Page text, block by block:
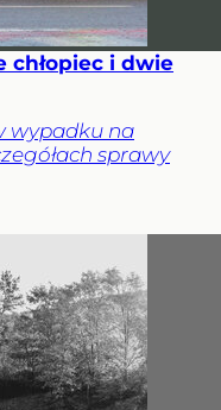
chłopiec i dwie
wypadku na
sprawy